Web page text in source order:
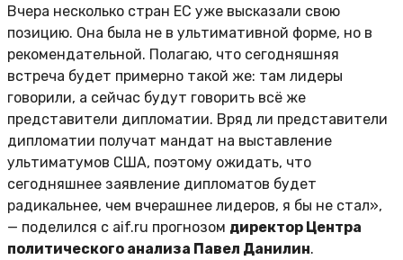
Вчера несколько стран ЕС уже высказали свою
позицию. Она была не в ультимативной форме, но в
рекомендательной. Полагаю, что сегодняшняя
встреча будет примерно такой же: там лидеры
говорили, а сейчас будут говорить всё же
представители дипломатии. Вряд ли представители
дипломатии получат мандат на выставление
ультиматумов США, поэтому ожидать, что
сегодняшнее заявление дипломатов будет
радикальнее, чем вчерашнее лидеров, я бы не стал»,
— поделился с aif.ru прогнозом директор Центра
политического анализа Павел Данилин.